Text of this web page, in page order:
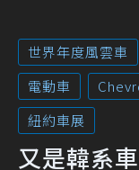
世界年度風雲車
電動車
紐約車展
又是韓系